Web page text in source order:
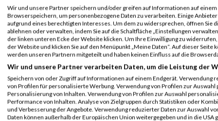
Einzelwertung weiblich
B2Run Köln 2024
Teamwertung mixed
19129 Yasmin Ajouaoui
B2Run Köln 2024
Teamwertung weiblich
19129 Yasmin Ajouaoui
Legende:
GPos = Geschlechter Position, KPos = Kategorie Position, TPos
Disqualifiziert
Wir und unsere Partner speichern und/oder greifen auf Informationen auf einem
Browserspeichern, um personenbezogene Daten zu verarbeiten. Einige
aufgrund eines berechtigten Interesses. Um dem zu widersprechen, öffnen Sie
ablehnen oder verwalten, indem Sie auf die Schaltfläche „Einstellungen
der linken unteren Ecke der Website klicken. Um Ihre Einwilligung zu
der Website und klicken Sie auf den Menüpunkt „Meine Daten“. Auf dieser
werden unseren Partnern mitgeteilt und haben keinen Einfluss auf die
Wir und unsere Partner verarbeiten Daten, um die Leistung der
Speichern von oder Zugriff auf Informationen auf einem Endgerät. Verwendung
von Profilen für personalisierte Werbung. Verwendung von Profilen zur
Personalisierung von Inhalten. Verwendung von Profilen zur Auswahl
Performance von Inhalten. Analyse von Zielgruppen durch Statistiken oder
und Verbesserung der Angebote. Verwendung reduzierter Daten zur Auswahl
Daten können außerhalb der Europäischen Union weitergegeben und in die USA